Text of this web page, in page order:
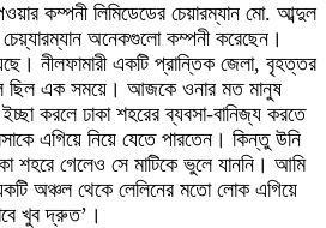
কম্পনী লিমিডেডের চেয়ারম্যান মো. আব্দুল
অনেকগুলো কম্পনী করেছেন।
নীলফামারী একটি প্রান্তিক জেলা, বৃহত্তর
ছিল এক সময়ে। আজকে ওনার মত মানুষ
করলে ঢাকা শহরের ব্যবসা-বানিজ্য করতে
এগিয়ে নিয়ে যেতে পারতেন। কিন্তু উনি
শহরে গেলেও সে মাটিকে ভুলে যাননি। আমি
অঞ্চল থেকে লেলিনের মতো লোক এগিয়ে
খুব দ্রুত’।